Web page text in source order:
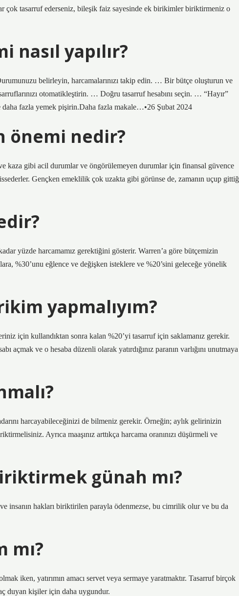
çok tasarruf ederseniz, bileşik faiz sayesinde ek birikimler biriktirmeniz o
nasıl yapılır?
belirleyin, harcamalarınızı takip edin. … Bir bütçe oluşturun ve
otomatikleştirin. … Doğru tasarruf hesabını seçin. … “Hayır”
fazla yemek pişirin.Daha fazla makale…•26 Şubat 2024
önemi nedir?
kaza gibi acil durumlar ve öngörülemeyen durumlar için finansal güvence
Gençken emeklilik çok uzakta gibi görünse de, zamanın uçup
yüzde harcamamız gerektiğini gösterir. Warren’a göre bütçemizin
%30’unu eğlence ve değişken isteklere ve %20’sini geleceğe yönelik
yapmalıyım?
için kullandıktan sonra kalan %20’yi tasarruf için saklamanız gerekir.
açmak ve o hesaba düzenli olarak yatırdığınız paranın varlığını unutmaya
harcayabileceğinizi de bilmeniz gerekir. Örneğin; aylık gelirinizin
Ayrıca maaşınız arttıkça harcama oranınızı düşürmeli ve
günah mı?
insanın hakları biriktirilen parayla ödenmezse, bu cimrilik olur ve bu da
mı?
iken, yatırımın amacı servet veya sermaye yaratmaktır. Tasarruf birçok
duyan kişiler için daha uygundur.